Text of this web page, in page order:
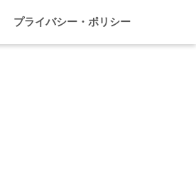
プライバシー・ポリシー